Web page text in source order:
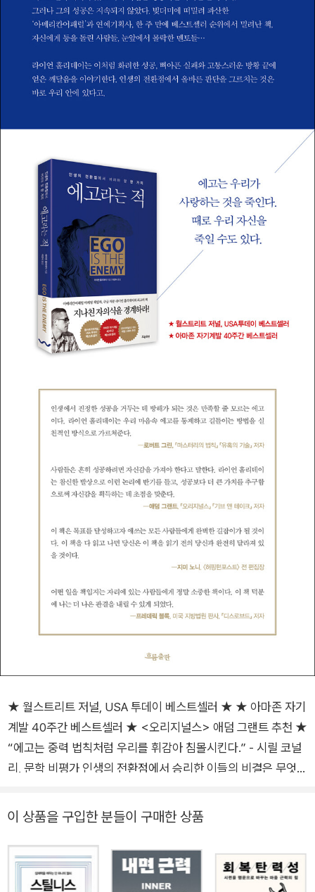
★ 월스트리트 저널, USA 투데이 베스트셀러 ★ ★ 아마존 자기
계발 40주간 베스트셀러 ★ <오리지널스> 애덤 그랜트 추천 ★
“에고는 중력 법칙처럼 우리를 휘감아 침몰시킨다.” - 시릴 코널
리, 문학 비평가 인생의 전환점에서 승리한 이들의 비결은 무엇인
워싱턴포스트> 발행인 케서린 윌리엄스, 메이저리그 최초 흑인
패하지 않고 성공할 수 있었을까? 그들은 어떤 선택을 했을까?
미디어 전략가이자 베스트셀러 작가로 유명한 라이언 홀리데이
이 상품을 구입한 분들이 구매한 상품